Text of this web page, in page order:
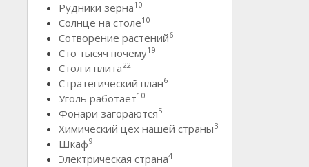
Рудники зерна10
Солнце на столе10
Сотворение растений6
Сто тысяч почему19
Стол и плита22
Стратегический план6
Уголь работает10
Фонари загораются5
Химический цех нашей страны3
Шкаф9
Электрическая страна4